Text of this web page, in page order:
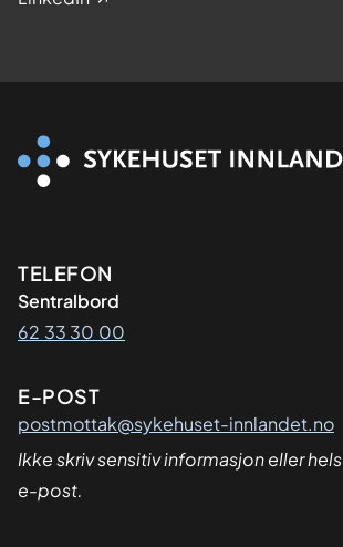
Kontaktinformasjon
TELEFON
Sentralbord
62 33 30 00
E-POST
postmottak@sykehuset-innlandet.no
Ikke skriv sensitiv informasjon eller
e-post.